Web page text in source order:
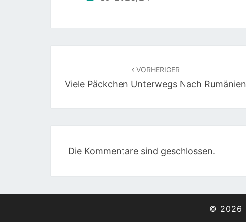
VORHERIGER
Viele Päckchen Unterwegs Nach Rumänien
Die Kommentare sind geschlossen.
© 2026